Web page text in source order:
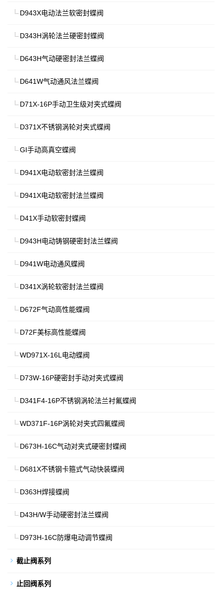
D943X电动法兰软密封蝶阀
D343H涡轮法兰硬密封蝶阀
D643H气动硬密封法兰蝶阀
D641W气动通风法兰蝶阀
D71X-16P手动卫生级对夹式蝶阀
D371X不锈钢涡轮对夹式蝶阀
GI手动高真空蝶阀
D941X电动软密封法兰蝶阀
D941X电动软密封法兰蝶阀
D41X手动软密封蝶阀
D943H电动铸钢硬密封法兰蝶阀
D941W电动通风蝶阀
D341X涡轮软密封法兰蝶阀
D672F气动高性能蝶阀
D72F美标高性能蝶阀
WD971X-16L电动蝶阀
D73W-16P硬密封手动对夹式蝶阀
D341F4-16P不锈钢涡轮法兰衬氟蝶阀
WD371F-16P涡轮对夹式四氟蝶阀
D673H-16C气动对夹式硬密封蝶阀
D681X不锈钢卡箍式气动快装蝶阀
D363H焊接蝶阀
D43H/W手动硬密封法兰蝶阀
D973H-16C防爆电动调节蝶阀
截止阀系列
止回阀系列